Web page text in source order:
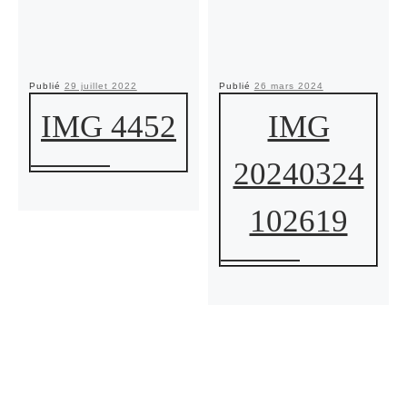
Publié 29 juillet 2022
IMG 4452
Publié 26 mars 2024
IMG
20240324
102619